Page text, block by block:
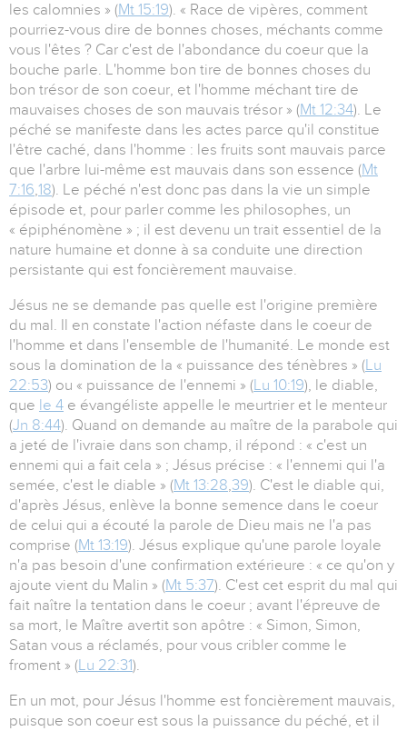
les calomnies » (Mt 15:19). « Race de vipères, comment
pourriez-vous dire de bonnes choses, méchants comme
vous l'êtes ? Car c'est de l'abondance du coeur que la
bouche parle. L'homme bon tire de bonnes choses du
bon trésor de son coeur, et l'homme méchant tire de
mauvaises choses de son mauvais trésor » (Mt 12:34). Le
péché se manifeste dans les actes parce qu'il constitue
l'être caché, dans l'homme : les fruits sont mauvais parce
que l'arbre lui-même est mauvais dans son essence (Mt
7:16,18). Le péché n'est donc pas dans la vie un simple
épisode et, pour parler comme les philosophes, un
« épiphénomène » ; il est devenu un trait essentiel de la
nature humaine et donne à sa conduite une direction
persistante qui est foncièrement mauvaise.
Jésus ne se demande pas quelle est l'origine première
du mal. Il en constate l'action néfaste dans le coeur de
l'homme et dans l'ensemble de l'humanité. Le monde est
sous la domination de la « puissance des ténèbres » (Lu
22:53) ou « puissance de l'ennemi » (Lu 10:19), le diable,
que le 4 e évangéliste appelle le meurtrier et le menteur
(Jn 8:44). Quand on demande au maître de la parabole qui
a jeté de l'ivraie dans son champ, il répond : « c'est un
ennemi qui a fait cela » ; Jésus précise : « l'ennemi qui l'a
semée, c'est le diable » (Mt 13:28,39). C'est le diable qui,
d'après Jésus, enlève la bonne semence dans le coeur
de celui qui a écouté la parole de Dieu mais ne l'a pas
comprise (Mt 13:19). Jésus explique qu'une parole loyale
n'a pas besoin d'une confirmation extérieure : « ce qu'on y
ajoute vient du Malin » (Mt 5:37). C'est cet esprit du mal qui
fait naître la tentation dans le coeur ; avant l'épreuve de
sa mort, le Maître avertit son apôtre : « Simon, Simon,
Satan vous a réclamés, pour vous cribler comme le
froment » (Lu 22:31).
En un mot, pour Jésus l'homme est foncièrement mauvais,
puisque son coeur est sous la puissance du péché, et il